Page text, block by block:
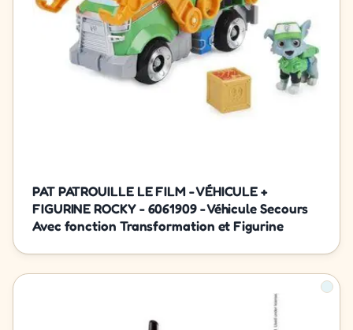
PAT PATROUILLE LE FILM - VÉHICULE +
FIGURINE ROCKY - 6061909 - Véhicule Secours
Avec fonction Transformation et Figurine